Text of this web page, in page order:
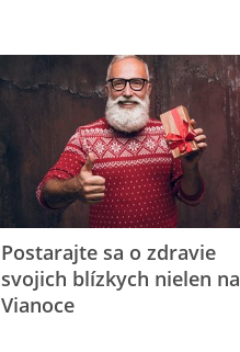
Postarajte sa o zdravie
svojich blízkych nielen na
Vianoce